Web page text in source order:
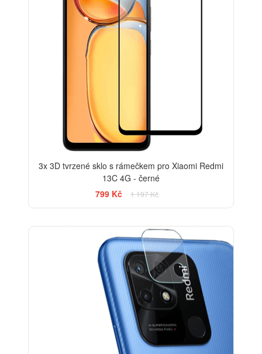
3x 3D tvrzené sklo s rámečkem pro Xiaomi Redmi
13C 4G - černé
799 Kč
1 197 Kč